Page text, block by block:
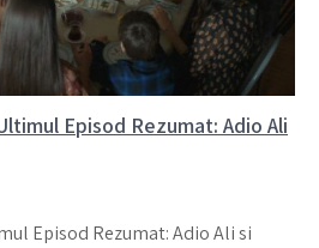
Episod Rezumat: Adio Ali
Episod Rezumat: Adio Ali si